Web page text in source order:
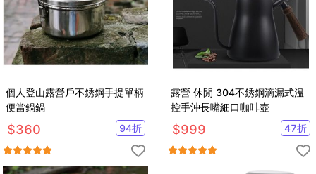
個人登山露營戶不銹鋼手提單柄
便當鍋鍋
$360 94折
露營 休閒 304不銹鋼滴漏式溫
控手沖長嘴細口咖啡壺
$999 47折